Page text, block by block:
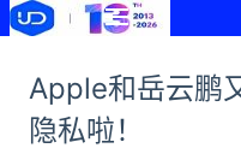
Apple和岳云鹏
隐私啦！